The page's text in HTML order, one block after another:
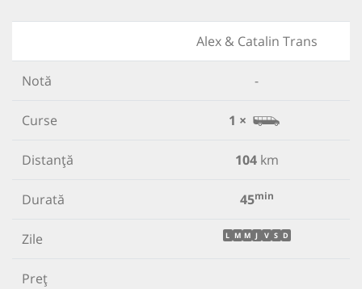
Alex & Catalin Trans
Notă -
Curse 1 ×
Distanță 104km
Durată 45min
Zile L M M J V S D
Preț